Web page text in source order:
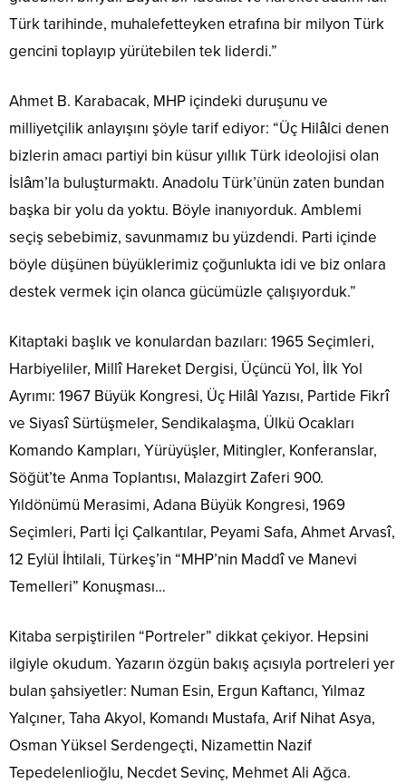
Türk tarihinde, muhalefetteyken etrafına bir milyon Türk
gencini toplayıp yürütebilen tek liderdi.”
Ahmet B. Karabacak, MHP içindeki duruşunu ve
milliyetçilik anlayışını şöyle tarif ediyor: “Üç Hilâlci denen
bizlerin amacı partiyi bin küsur yıllık Türk ideolojisi olan
İslâm’la buluşturmaktı. Anadolu Türk’ünün zaten bundan
başka bir yolu da yoktu. Böyle inanıyorduk. Amblemi
seçiş sebebimiz, savunmamız bu yüzdendi. Parti içinde
böyle düşünen büyüklerimiz çoğunlukta idi ve biz onlara
destek vermek için olanca gücümüzle çalışıyorduk.”
Kitaptaki başlık ve konulardan bazıları: 1965 Seçimleri,
Harbiyeliler, Millî Hareket Dergisi, Üçüncü Yol, İlk Yol
Ayrımı: 1967 Büyük Kongresi, Üç Hilâl Yazısı, Partide Fikrî
ve Siyasî Sürtüşmeler, Sendikalaşma, Ülkü Ocakları
Komando Kampları, Yürüyüşler, Mitingler, Konferanslar,
Söğüt’te Anma Toplantısı, Malazgirt Zaferi 900.
Yıldönümü Merasimi, Adana Büyük Kongresi, 1969
Seçimleri, Parti İçi Çalkantılar, Peyami Safa, Ahmet Arvasî,
12 Eylül İhtilali, Türkeş’in “MHP’nin Maddî ve Manevi
Temelleri” Konuşması…
Kitaba serpiştirilen “Portreler” dikkat çekiyor. Hepsini
ilgiyle okudum. Yazarın özgün bakış açısıyla portreleri yer
bulan şahsiyetler: Numan Esin, Ergun Kaftancı, Yılmaz
Yalçıner, Taha Akyol, Komandı Mustafa, Arif Nihat Asya,
Osman Yüksel Serdengeçti, Nizamettin Nazif
Tepedelenlioğlu, Necdet Sevinç, Mehmet Ali Ağca.